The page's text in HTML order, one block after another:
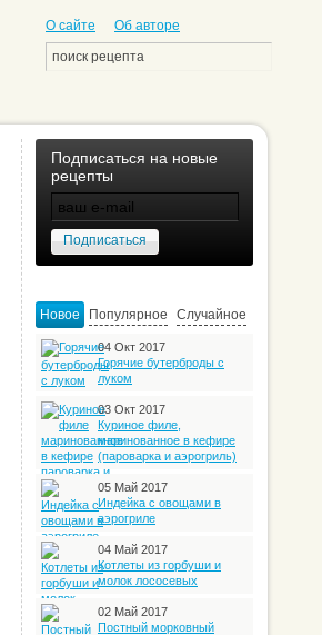
О сайте Об авторе
Подписаться на новые
рецепты
Новое Популярное Случайное
04 Окт 2017
Горячие бутерброды с
луком
03 Окт 2017
Куриное филе,
маринованное в кефире
(пароварка и аэрогриль)
05 Май 2017
Индейка с овощами в
аэрогриле
04 Май 2017
Котлеты из горбуши и
молок лососевых
02 Май 2017
Постный морковный